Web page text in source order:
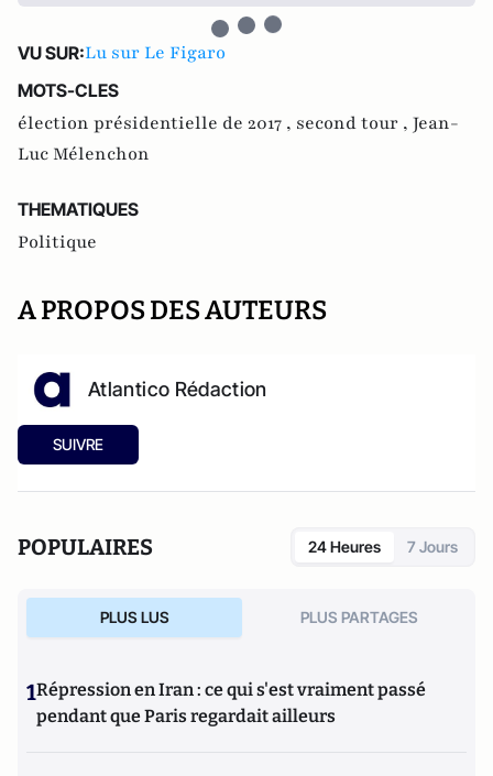
VU SUR:Lu sur Le Figaro
MOTS-CLES
élection présidentielle de 2017 , second tour , Jean-
Luc Mélenchon
THEMATIQUES
Politique
A PROPOS DES AUTEURS
Atlantico Rédaction
SUIVRE
POPULAIRES 24 Heures 7 Jours
PLUS LUS PLUS PARTAGES
1Répression en Iran : ce qui s'est vraiment passé
pendant que Paris regardait ailleurs